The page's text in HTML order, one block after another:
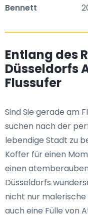
Bennett
Entlang des
Düsseldorfs
Flussufer
Sind Sie gerade am
suchen nach der
lebendige Stadt zu
Koffer für einen
einen
Düsseldorfs
nicht nur malerische
auch eine Fülle von